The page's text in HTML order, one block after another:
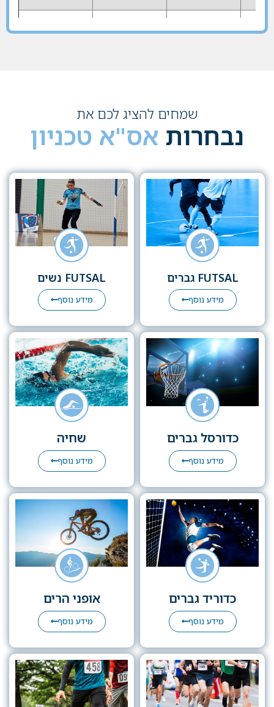
שמחים להציג לכם את
נבחרות אס"א טכניון
FUTSAL גברים
מידע נוסף
FUTSAL נשים
מידע נוסף
כדורסל גברים
מידע נוסף
שחיה
מידע נוסף
כדוריד גברים
מידע נוסף
אופני הרים
מידע נוסף